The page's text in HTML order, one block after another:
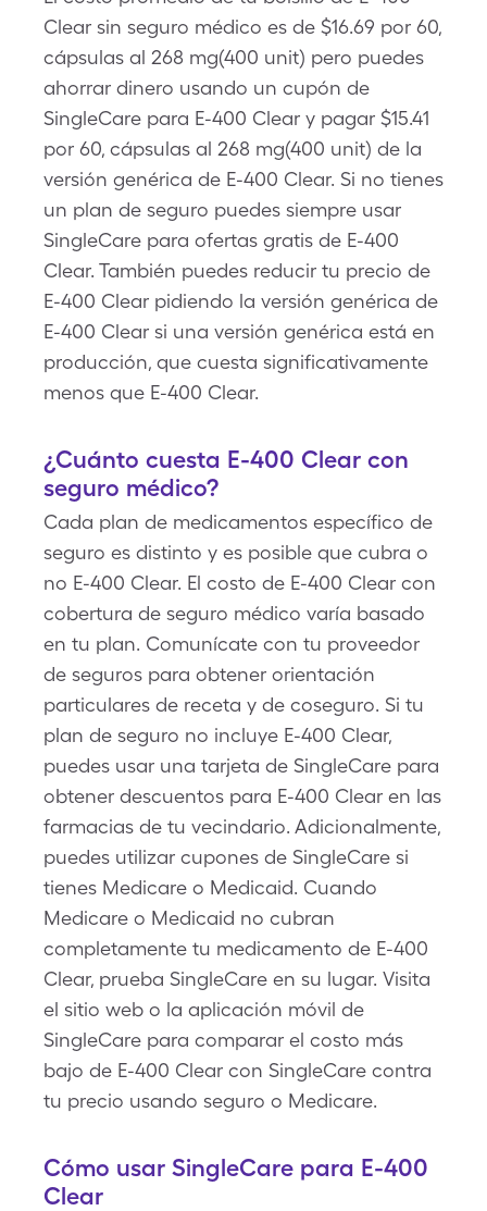
Clear sin seguro médico es de $16.69 por 60,
cápsulas al 268 mg(400 unit) pero puedes
ahorrar dinero usando un cupón de
SingleCare para E-400 Clear y pagar $15.41
por 60, cápsulas al 268 mg(400 unit) de la
versión genérica de E-400 Clear. Si no tienes
un plan de seguro puedes siempre usar
SingleCare para ofertas gratis de E-400
Clear. También puedes reducir tu precio de
E-400 Clear pidiendo la versión genérica de
E-400 Clear si una versión genérica está en
producción, que cuesta significativamente
menos que E-400 Clear.
¿Cuánto cuesta E-400 Clear con
seguro médico?
Cada plan de medicamentos específico de
seguro es distinto y es posible que cubra o
no E-400 Clear. El costo de E-400 Clear con
cobertura de seguro médico varía basado
en tu plan. Comunícate con tu proveedor
de seguros para obtener orientación
particulares de receta y de coseguro. Si tu
plan de seguro no incluye E-400 Clear,
puedes usar una tarjeta de SingleCare para
obtener descuentos para E-400 Clear en las
farmacias de tu vecindario. Adicionalmente,
puedes utilizar cupones de SingleCare si
tienes Medicare o Medicaid. Cuando
Medicare o Medicaid no cubran
completamente tu medicamento de E-400
Clear, prueba SingleCare en su lugar. Visita
el sitio web o la aplicación móvil de
SingleCare para comparar el costo más
bajo de E-400 Clear con SingleCare contra
tu precio usando seguro o Medicare.
Cómo usar SingleCare para E-400
Clear